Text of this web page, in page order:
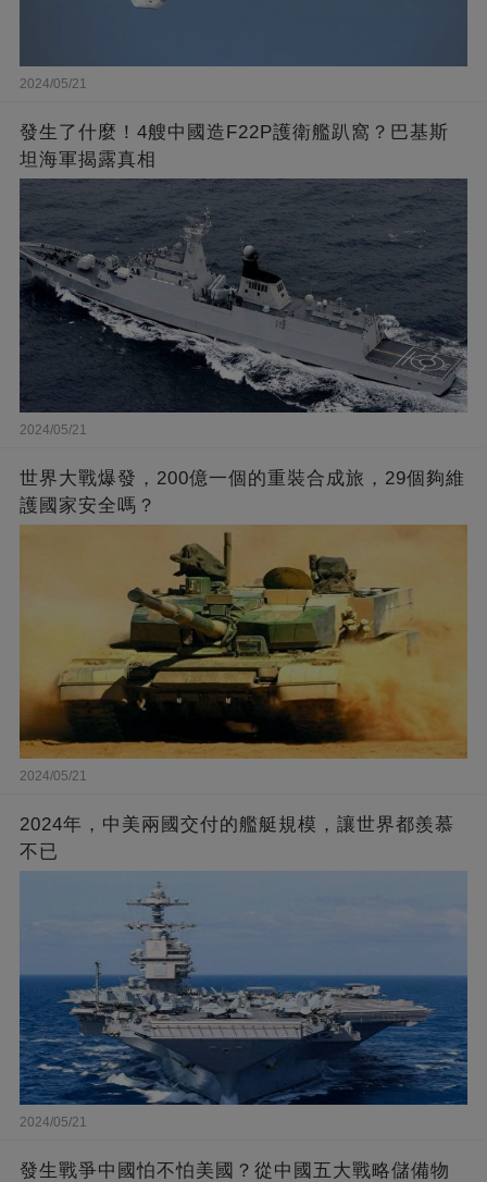
2024/05/21
發生了什麼！4艘中國造F22P護衛艦趴窩？巴基斯
坦海軍揭露真相
2024/05/21
世界大戰爆發，200億一個的重裝合成旅，29個夠維
護國家安全嗎？
2024/05/21
2024年，中美兩國交付的艦艇規模，讓世界都羨慕
不已
2024/05/21
發生戰爭中國怕不怕美國？從中國五大戰略儲備物